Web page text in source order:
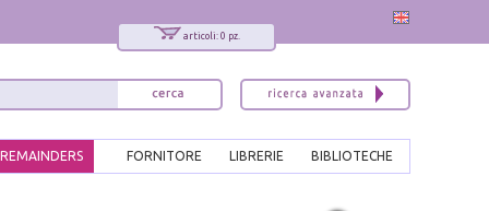
articoli: 0 pz.
BIBLIOTECHE
LIBRERIE
FORNITORE
REMAINDERS